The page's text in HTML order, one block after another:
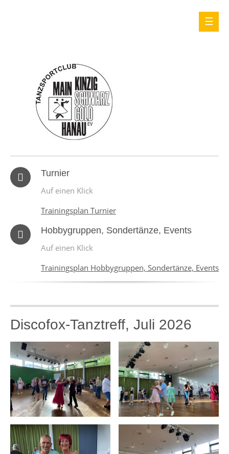
Turnier
Auf einen Klick
Trainingsplan Turnier
Hobbygruppen, Sondertänze, Events
Auf einen Klick
Trainingsplan Hobbygruppen, Sondertänze, Events
Discofox-Tanztreff, Juli 2026